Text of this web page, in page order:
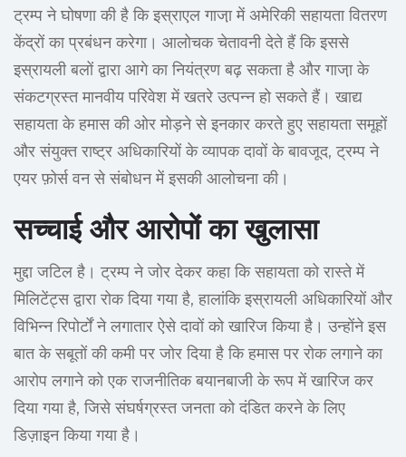
ट्रम्प ने घोषणा की है कि इस्राएल गाजा़ में अमेरिकी सहायता वितरण
केंद्रों का प्रबंधन करेगा। आलोचक चेतावनी देते हैं कि इससे
इस्रायली बलों द्वारा आगे का नियंत्रण बढ़ सकता है और गाजा़ के
संकटग्रस्त मानवीय परिवेश में खतरे उत्पन्न हो सकते हैं। खाद्य
सहायता के हमास की ओर मोड़ने से इनकार करते हुए सहायता समूहों
और संयुक्त राष्ट्र अधिकारियों के व्यापक दावों के बावजूद, ट्रम्प ने
एयर फ़ोर्स वन से संबोधन में इसकी आलोचना की।
सच्चाई और आरोपों का खुलासा
मुद्दा जटिल है। ट्रम्प ने जोर देकर कहा कि सहायता को रास्ते में
मिलिटेंट्स द्वारा रोक दिया गया है, हालांकि इस्रायली अधिकारियों और
विभिन्न रिपोर्टों ने लगातार ऐसे दावों को खारिज किया है। उन्होंने इस
बात के सबूतों की कमी पर जोर दिया है कि हमास पर रोक लगाने का
आरोप लगाने को एक राजनीतिक बयानबाजी के रूप में खारिज कर
दिया गया है, जिसे संघर्षग्रस्त जनता को दंडित करने के लिए
डिज़ाइन किया गया है।